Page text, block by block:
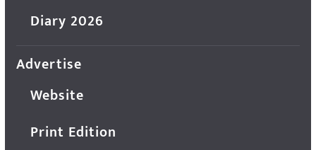
Diary 2026
Advertise
Website
Print Edition